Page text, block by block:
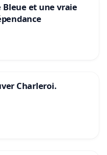
et une vraie
Charleroi.